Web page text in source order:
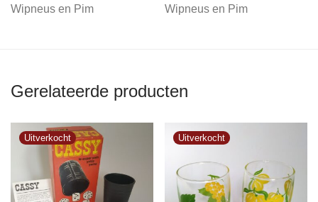
Wipneus en Pim
Wipneus en Pim
Gerelateerde producten